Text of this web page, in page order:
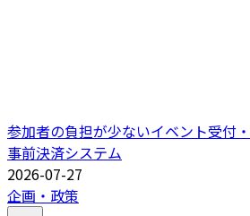
参加者の負担が少ないイベント受付・
事前決済システム
2026-07-27
企画・政策